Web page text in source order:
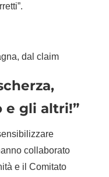
dal claim
e gli altri!”
collaborato
e il Comitato